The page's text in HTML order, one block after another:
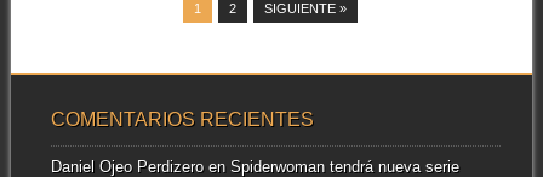
1 2 SIGUIENTE »
COMENTARIOS RECIENTES
Daniel Ojeo Perdizeroen Spiderwoman tendrá nueva serie